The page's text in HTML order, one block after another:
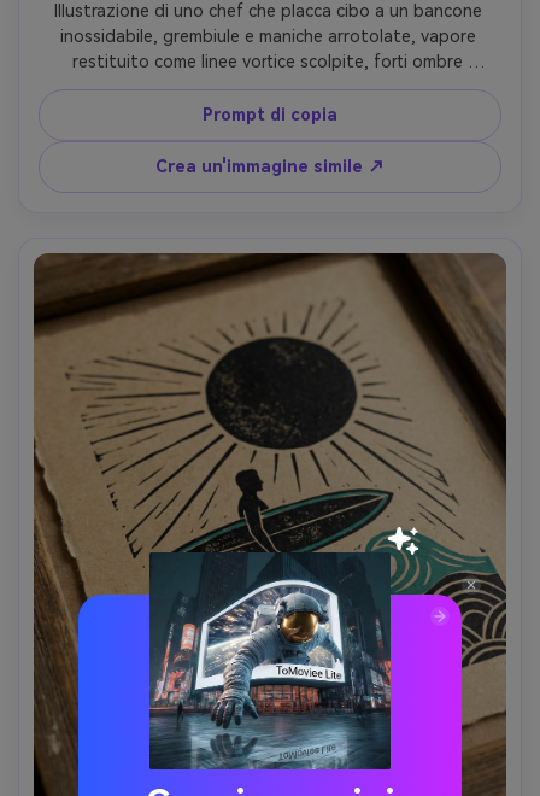
Illustrazione di uno chef che placca cibo a un bancone
inossidabile, grembiule e maniche arrotolate, vapore
restituito come linee vortice scolpite, forti ombre
grafiche, semplici strumenti da cucina in silhouette,
inchiostro nero palette limitata e morbido accento di
salvia, grana di carta strutturata, spazio negativo pulito
per un look di copertina di libro di cucina, obiettivo 85mm,
profondità di campo bassa, morbida illuminazione
Prompt di copia
Crea un'immagine simile ↗